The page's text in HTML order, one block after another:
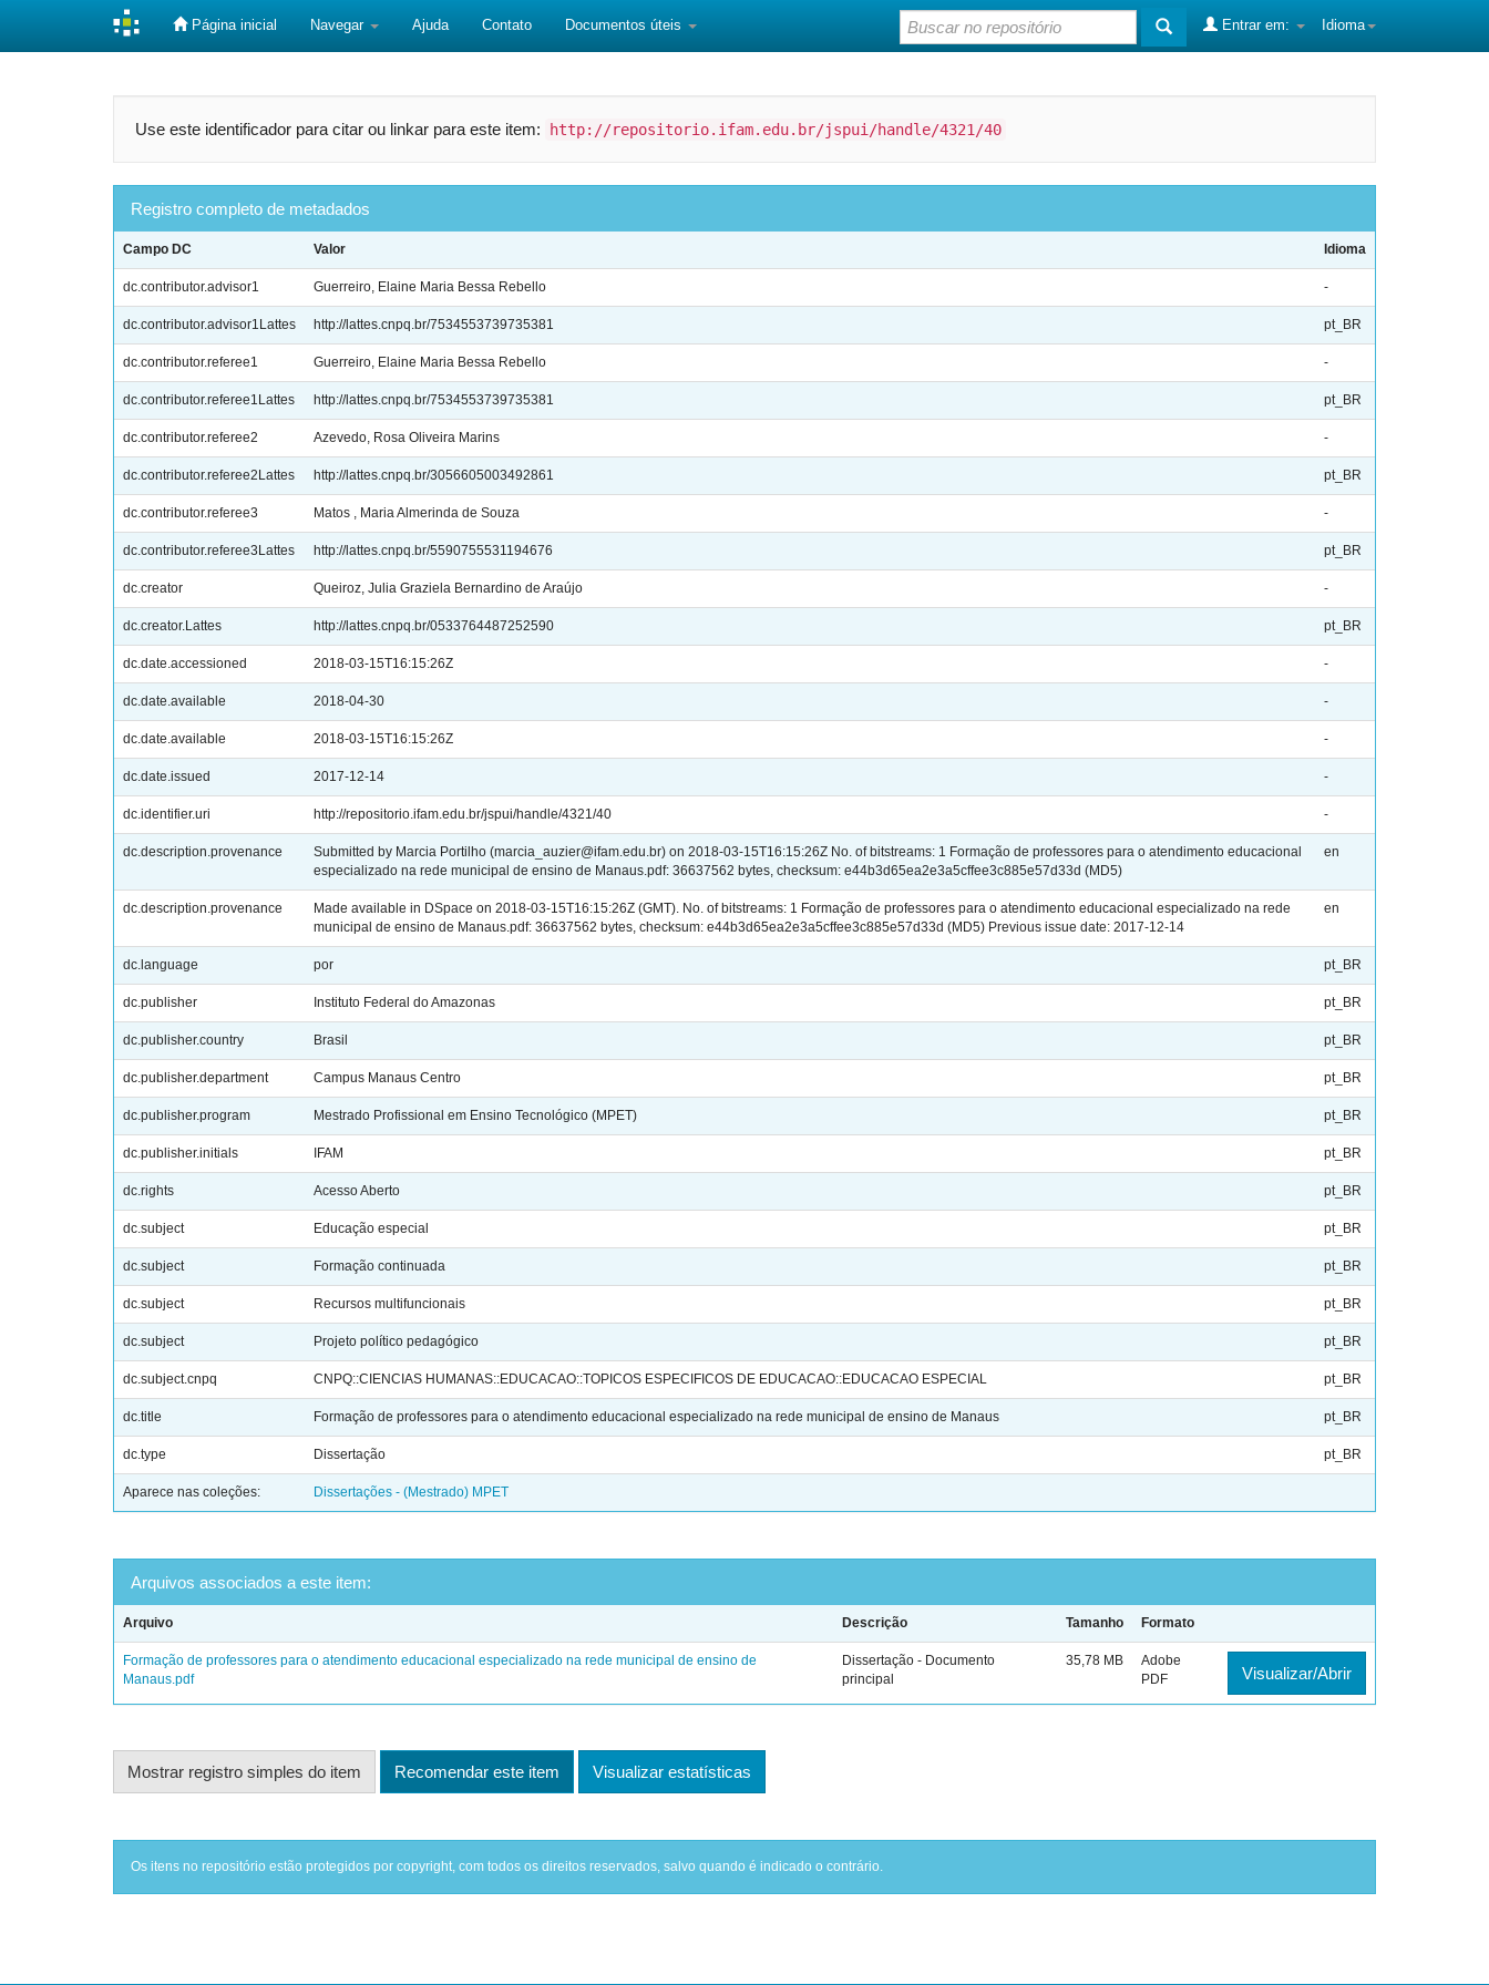
Página inicial Navegar Ajuda Contato Documentos úteis Idioma
Entrar em:
Use este identificador para citar ou linkar para este item: http://repositorio.ifam.edu.br/jspui/handle/4321/40
Registro completo de metadados
Campo DC Valor Idioma
dc.contributor.advisor1 Guerreiro, Elaine Maria Bessa Rebello -
dc.contributor.advisor1Lattes http://lattes.cnpq.br/7534553739735381 pt_BR
dc.contributor.referee1 Guerreiro, Elaine Maria Bessa Rebello -
dc.contributor.referee1Lattes http://lattes.cnpq.br/7534553739735381 pt_BR
dc.contributor.referee2 Azevedo, Rosa Oliveira Marins -
dc.contributor.referee2Lattes http://lattes.cnpq.br/3056605003492861 pt_BR
dc.contributor.referee3 Matos , Maria Almerinda de Souza -
dc.contributor.referee3Lattes http://lattes.cnpq.br/5590755531194676 pt_BR
dc.creator Queiroz, Julia Graziela Bernardino de Araújo -
dc.creator.Lattes http://lattes.cnpq.br/0533764487252590 pt_BR
dc.date.accessioned 2018-03-15T16:15:26Z -
dc.date.available 2018-04-30 -
dc.date.available 2018-03-15T16:15:26Z -
dc.date.issued 2017-12-14 -
dc.identifier.uri http://repositorio.ifam.edu.br/jspui/handle/4321/40 -
dc.description.provenance
Submitted by Marcia Portilho (marcia_auzier@ifam.edu.br) on 2018-03-15T16:15:26Z No. of bitstreams: 1 Formação de professores para o atendimento educacional
especializado na rede municipal de ensino de Manaus.pdf: 36637562 bytes, checksum: e44b3d65ea2e3a5cffee3c885e57d33d (MD5)
en
dc.description.provenance
Made available in DSpace on 2018-03-15T16:15:26Z (GMT). No. of bitstreams: 1 Formação de professores para o atendimento educacional especializado na rede
municipal de ensino de Manaus.pdf: 36637562 bytes, checksum: e44b3d65ea2e3a5cffee3c885e57d33d (MD5) Previous issue date: 2017-12-14
en
dc.language por pt_BR
dc.publisher Instituto Federal do Amazonas pt_BR
dc.publisher.country Brasil pt_BR
dc.publisher.department Campus Manaus Centro pt_BR
dc.publisher.program Mestrado Profissional em Ensino Tecnológico (MPET) pt_BR
dc.publisher.initials IFAM pt_BR
dc.rights Acesso Aberto pt_BR
dc.subject Educação especial pt_BR
dc.subject Formação continuada pt_BR
dc.subject Recursos multifuncionais pt_BR
dc.subject Projeto político pedagógico pt_BR
dc.subject.cnpq CNPQ::CIENCIAS HUMANAS::EDUCACAO::TOPICOS ESPECIFICOS DE EDUCACAO::EDUCACAO ESPECIAL pt_BR
dc.title Formação de professores para o atendimento educacional especializado na rede municipal de ensino de Manaus pt_BR
dc.type Dissertação pt_BR
Aparece nas coleções: Dissertações - (Mestrado) MPET
Arquivos associados a este item:
Arquivo Descrição Tamanho Formato
Formação de professores para o atendimento educacional especializado na rede municipal de ensino de
Manaus.pdf
Dissertação - Documento
principal
35,78 MB
Adobe
PDF
Visualizar/Abrir
Mostrar registro simples do item Recomendar este item Visualizar estatísticas
Os itens no repositório estão protegidos por copyright, com todos os direitos reservados, salvo quando é indicado o contrário.